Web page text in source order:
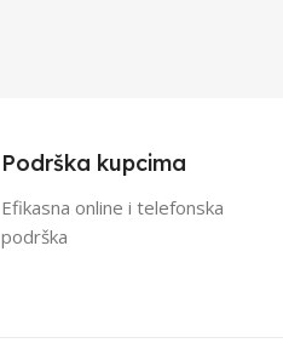
Podrška kupcima
Efikasna online i telefonska
podrška